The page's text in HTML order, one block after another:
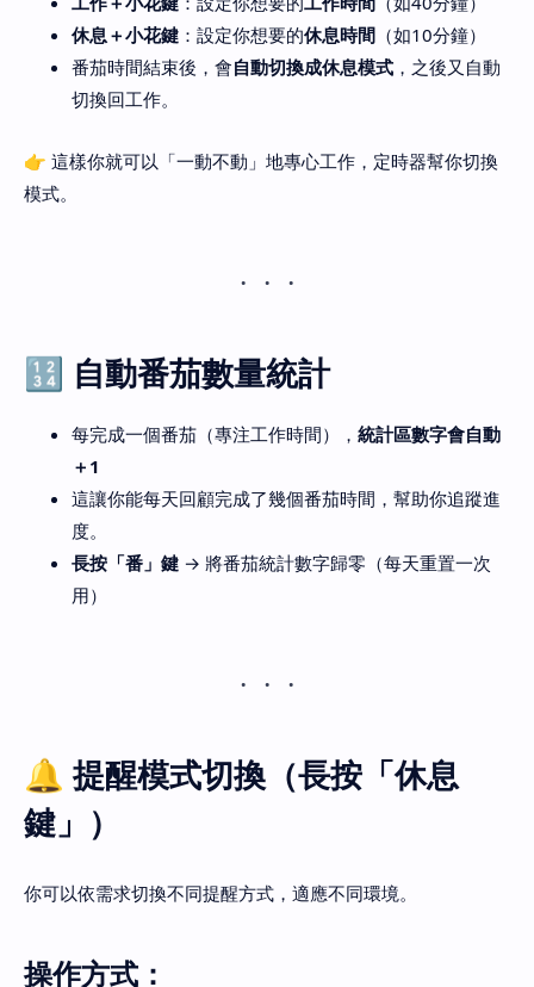
休息＋小花鍵 ：設定你想要的休息時間 （如10分鐘）
番茄時間結束後，會自動切換成休息模式 ，之後又自動
切換回工作。
👉 這樣你就可以「一動不動」地專心工作，定時器幫你切換
模式。
🔢 自動番茄數量統計
每完成一個番茄（專注工作時間）， 統計區數字會自動
＋1
這讓你能每天回顧完成了幾個番茄時間，幫助你追蹤進
度。
長按「番」鍵 → 將番茄統計數字歸零（每天重置一次
用）
🔔 提醒模式切換（長按「休息
鍵」）
你可以依需求切換不同提醒方式，適應不同環境。
操作方式：